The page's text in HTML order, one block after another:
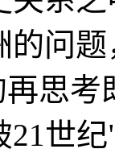
的问
思考
21世